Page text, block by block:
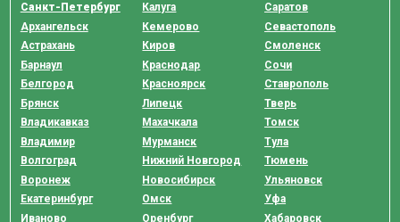
Санкт-Петербург
Архангельск
Астрахань
Барнаул
Белгород
Брянск
Владикавказ
Владимир
Волгоград
Воронеж
Екатеринбург
Иваново
Калуга
Кемерово
Киров
Краснодар
Красноярск
Липецк
Махачкала
Мурманск
Нижний Новгород
Новосибирск
Омск
Оренбург
Саратов
Севастополь
Смоленск
Сочи
Ставрополь
Тверь
Томск
Тула
Тюмень
Ульяновск
Уфа
Хабаровск